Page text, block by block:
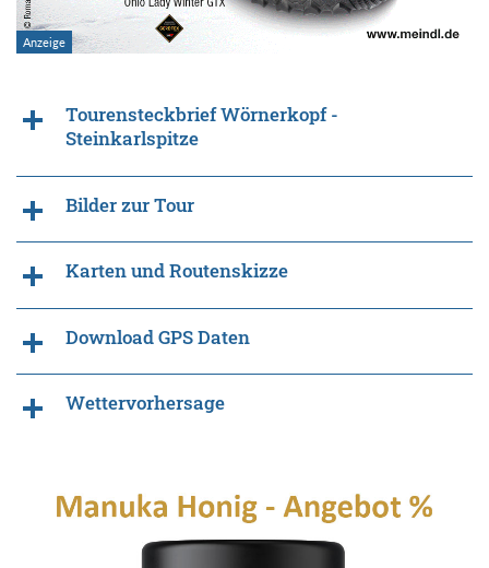
Tourensteckbrief Wörnerkopf -
Steinkarlspitze
Bilder zur Tour
Karten und Routenskizze
Download GPS Daten
Wettervorhersage